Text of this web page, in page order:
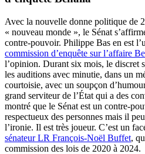
Avec la nouvelle donne politique de
« nouveau monde », le Sénat
contre-pouvoir. Philippe Bas en est
commission d’enquête sur l’affaire
l’opinion. Durant six mois, le discret
les auditions avec minutie, dans un
courtoisie, avec un soupçon
grand serviteur de l’État qui a des
montré que le Sénat est un contre-
respectueux des personnes mais il
l’ironie. Il est très joueur. C’est un
sénateur LR François-Noël Buffet,
commission des lois de 2020 à 2024.